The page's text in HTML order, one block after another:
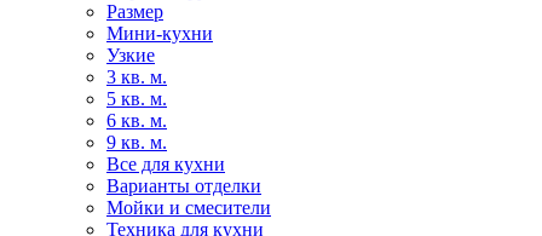
Размер
Мини-кухни
Узкие
3 кв. м.
5 кв. м.
6 кв. м.
9 кв. м.
Все для кухни
Варианты отделки
Мойки и смесители
Техника для кухни